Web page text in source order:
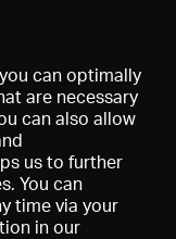
can optimally
are necessary
can also allow
us to further
You can
time via your
in our